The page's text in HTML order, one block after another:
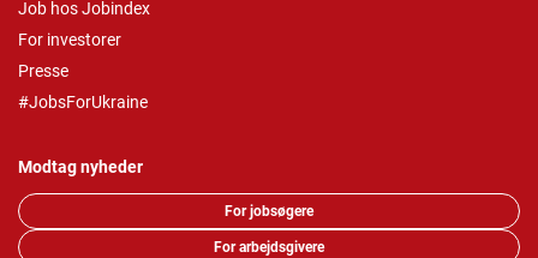
Job hos Jobindex
For investorer
Presse
#JobsForUkraine
Modtag nyheder
For jobsøgere
For arbejdsgivere